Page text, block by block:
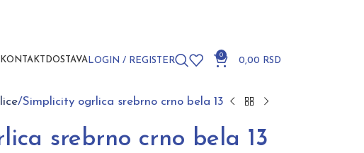
KONTAKT DOSTAVA LOGIN / REGISTER
0
0,00 RSD
Simplicity ogrlica srebrno crno bela 13
srebrno crno bela 13